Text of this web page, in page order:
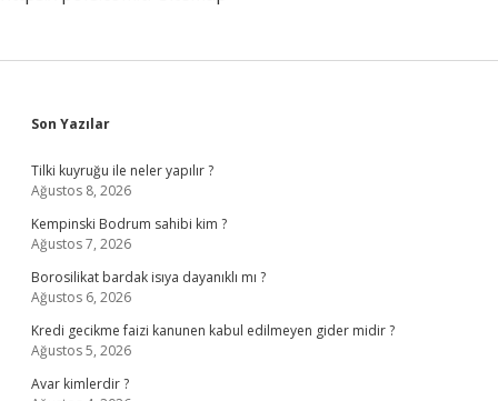
Sidebar
Son Yazılar
Tilki kuyruğu ile neler yapılır ?
Ağustos 8, 2026
Kempinski Bodrum sahibi kim ?
Ağustos 7, 2026
Borosilikat bardak isıya dayanıklı mı ?
Ağustos 6, 2026
Kredi gecikme faizi kanunen kabul edilmeyen gider midir ?
Ağustos 5, 2026
Avar kimlerdir ?